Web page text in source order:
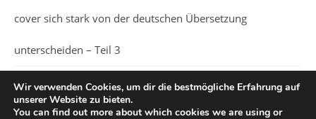
cover sich stark von der deutschen Übersetzung
unterscheiden – Teil 3
Wir verwenden Cookies, um dir die bestmögliche Erfahrung auf
unserer Website zu bieten.
You can find out more about which cookies we are using or